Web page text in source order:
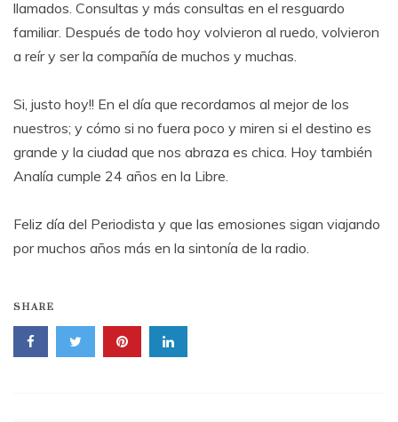
llamados. Consultas y más consultas en el resguardo
familiar. Después de todo hoy volvieron al ruedo, volvieron
a reír y ser la compañía de muchos y muchas.
Si, justo hoy!! En el día que recordamos al mejor de los
nuestros; y cómo si no fuera poco y miren si el destino es
grande y la ciudad que nos abraza es chica. Hoy también
Analía cumple 24 años en la Libre.
Feliz día del Periodista y que las emosiones sigan viajando
por muchos años más en la sintonía de la radio.
SHARE